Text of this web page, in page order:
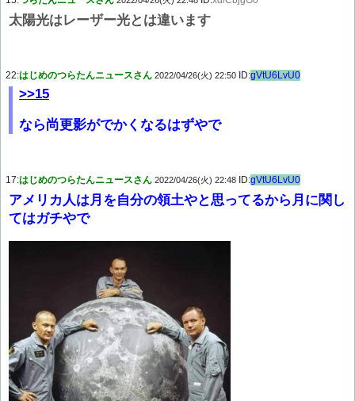
太陽光はレーザー光とは違います
22:はじめのつらたんニュースさん 2022/04/26(火) 22:50 ID:gVtU6LvU0
>>15
なら尚更影がでかくなるはずやで
17:はじめのつらたんニュースさん 2022/04/26(火) 22:48 ID:gVtU6LvU0
アメリカ人は月を自分の領土やと思ってるから月に関し
てはガチやで